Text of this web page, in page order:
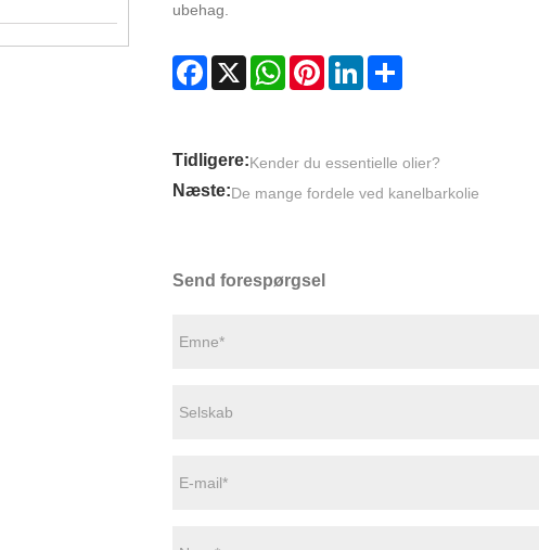
ubehag.
Facebook
X WhatsAppPinterestLinkedIn
Tidligere:Kender du essentielle olier?
Næste:De mange fordele ved kanelbarkolie
Send forespørgsel